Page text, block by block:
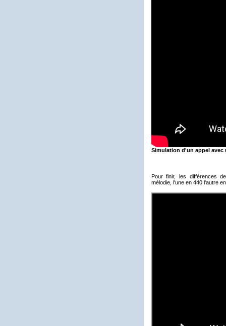
Simulation d'un appel avec
Pour finir, les différences
mélodie, l'une en 440 l'autre